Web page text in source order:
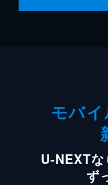
モバ
U-NEXT
ず